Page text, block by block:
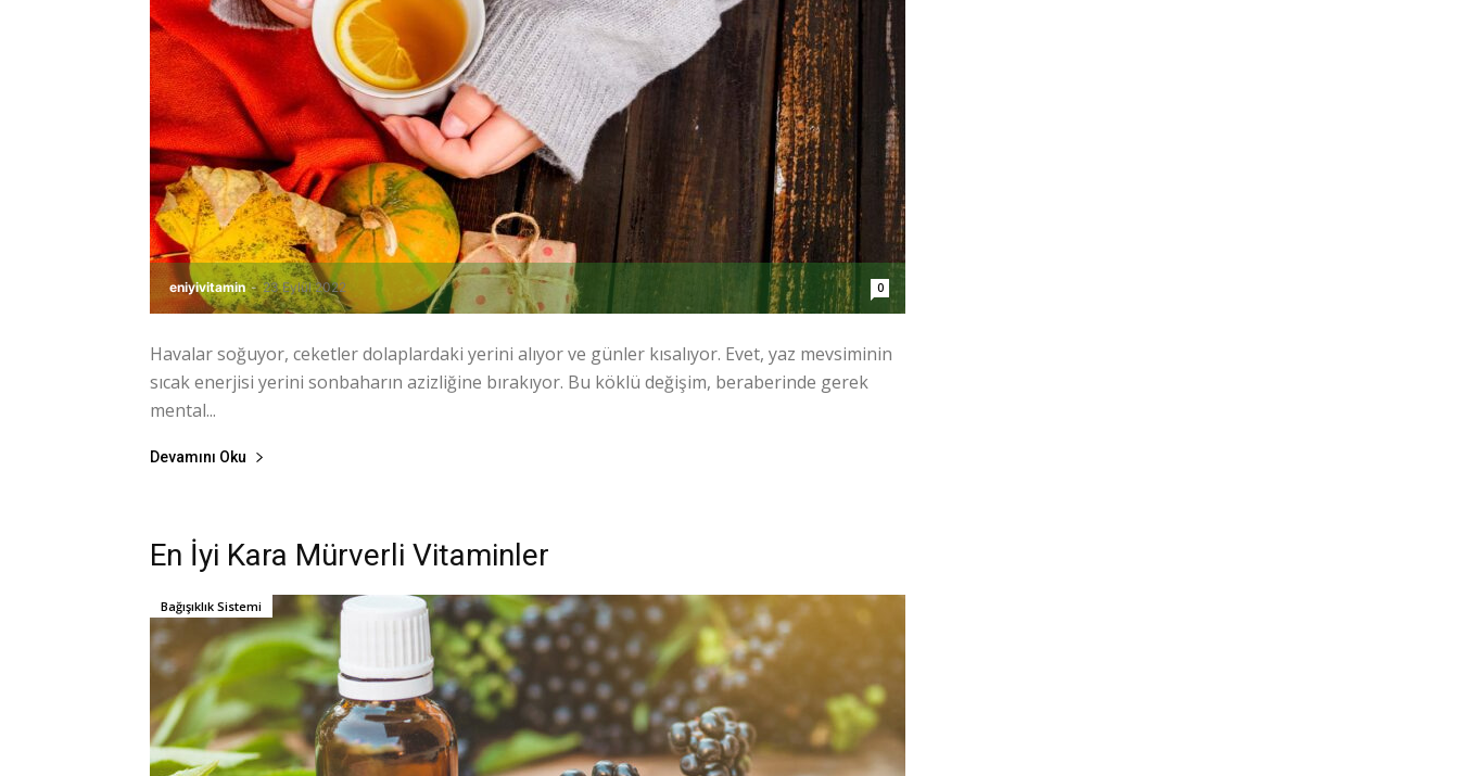
eniyivitamin - 23 Eylül 2022 0
Havalar soğuyor, ceketler dolaplardaki yerini alıyor ve günler kısalıyor. Evet, yaz mevsiminin
sıcak enerjisi yerini sonbaharın azizliğine bırakıyor. Bu köklü değişim, beraberinde gerek
mental...
Devamını Oku
En İyi Kara Mürverli Vitaminler
Bağışıklık Sistemi